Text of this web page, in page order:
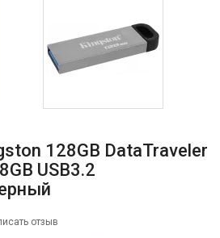
128GB DataTraveler
USB3.2
отзыв